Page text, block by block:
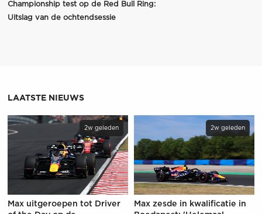
Championship test op de Red Bull Ring:
Uitslag van de ochtendsessie
LAATSTE NIEUWS
2w geleden
Max uitgeroepen tot Driver
2w geleden
Max zesde in kwalificatie in